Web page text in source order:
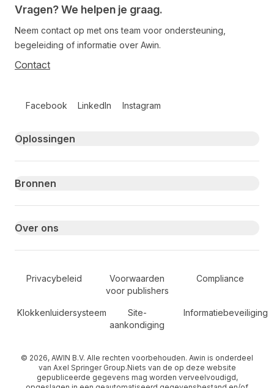
Vragen? We helpen je graag.
Neem contact op met ons team voor ondersteuning,
begeleiding of informatie over Awin.
Contact
Facebook LinkedIn Instagram
Primary footer navigation
Oplossingen
Bronnen
Over ons
Secondary Footer Navigation
Privacybeleid
Voorwaarden
voor publishers
Compliance
Klokkenluidersysteem
Site-
aankondiging
Informatiebeveiliging
© 2026, AWIN B.V. Alle rechten voorbehouden. Awin is onderdeel
van Axel Springer Group.Niets van de op deze website
gepubliceerde gegevens mag worden verveelvoudigd,